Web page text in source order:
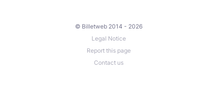
© Billetweb 2014 - 2026
Legal Notice
Report this page
Contact us